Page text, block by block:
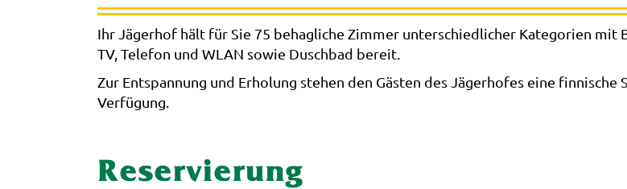
Ihr Jägerhof hält für Sie 75 behagliche Zimmer unterschiedlicher Kategorien mit
TV, Telefon und WLAN sowie Duschbad bereit.
Zur Entspannung und Erholung stehen den Gästen des Jägerhofes eine
Verfügung.
Reservierung